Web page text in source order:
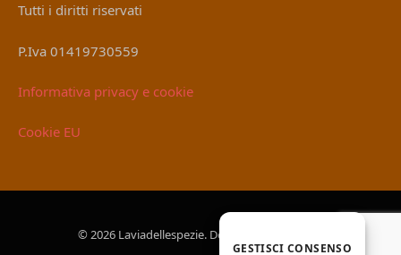
Tutti i diritti riservati
P.Iva 01419730559
Informativa privacy e cookie
Cookie EU
© 2026 Laviadellespezie. Designed by
GESTISCI CONSENSO